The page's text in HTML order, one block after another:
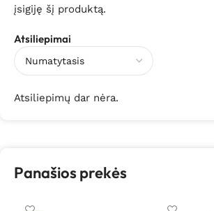
Atsiliepimai
Atsiliepimų dar nėra.
įsigiję šį produktą.
Panašios prekės